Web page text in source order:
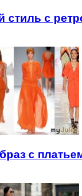
стиль с
с